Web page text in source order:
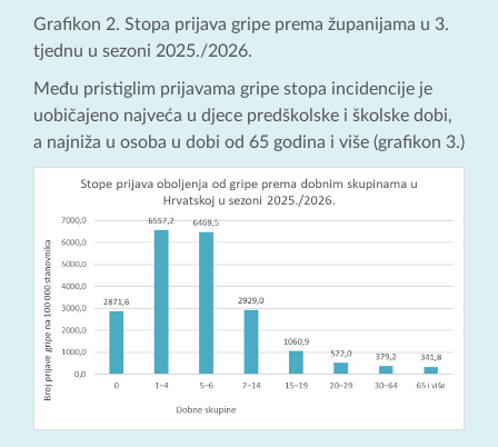
Grafikon 2. Stopa prijava gripe prema županijama u 3.
tjednu u sezoni 2025./2026.
Među pristiglim prijavama gripe stopa incidencije je
uobičajeno najveća u djece predškolske i školske dobi,
a najniža u osoba u dobi od 65 godina i više (grafikon 3.)